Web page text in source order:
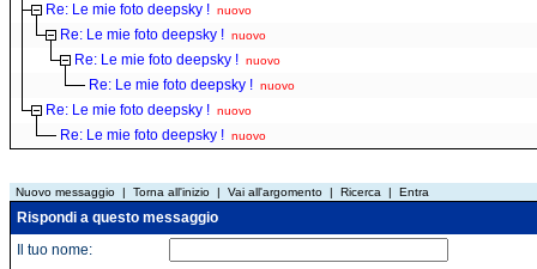
Re: Le mie foto deepsky ! nuovo
Re: Le mie foto deepsky ! nuovo
Re: Le mie foto deepsky ! nuovo
Re: Le mie foto deepsky ! nuovo
Re: Le mie foto deepsky ! nuovo
Re: Le mie foto deepsky ! nuovo
Nuovo messaggio | Torna all'inizio | Vai all'argomento | Ricerca | Entra
Rispondi a questo messaggio
Il tuo nome: